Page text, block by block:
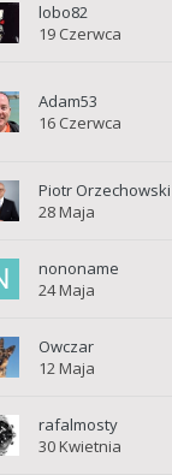
lobo82
19 Czerwca
Adam53
16 Czerwca
Piotr Orzechowski
28 Maja
nononame
24 Maja
Owczar
12 Maja
rafalmosty
30 Kwietnia